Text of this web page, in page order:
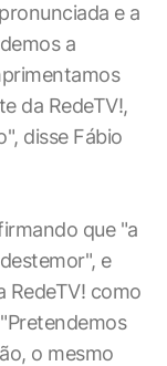
e a
a
da RedeTV!,
disse Fábio
que "a
e
RedeTV! como
o mesmo